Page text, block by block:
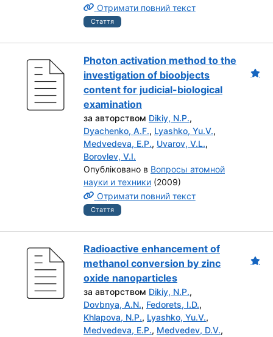
Отримати повний текст
Стаття
Photon activation method to the
investigation of bioobjects
content for judicial-biological
examination
за авторством Dikiy, N.P.,
Dyachenko, A.F., Lyashko, Yu.V.,
Medvedeva, E.P., Uvarov, V.L.,
Borovlev, V.I.
Опубліковано в Вопросы атомной
науки и техники (2009)
Отримати повний текст
Стаття
Radioactive enhancement of
methanol conversion by zinc
oxide nanoparticles
за авторством Dikiy, N.P.,
Dovbnya, A.N., Fedorets, I.D.,
Khlapova, N.P., Lyashko, Yu.V.,
Medvedeva, E.P., Medvedev, D.V.,